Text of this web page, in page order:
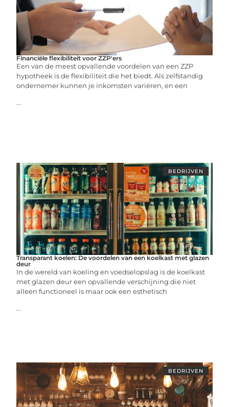
Financiële flexibiliteit voor ZZP'ers
Een van de meest opvallende voordelen van een ZZP
hypotheek is de flexibiliteit die het biedt. Als zelfstandig
ondernemer kunnen je inkomsten variëren, en een
...
BEDRIJVEN
Transparant koelen: De voordelen van een koelkast met glazen
deur
In de wereld van koeling en voedselopslag is de koelkast
met glazen deur een opvallende verschijning die niet
alleen functioneel is maar ook een esthetisch
...
BEDRIJVEN